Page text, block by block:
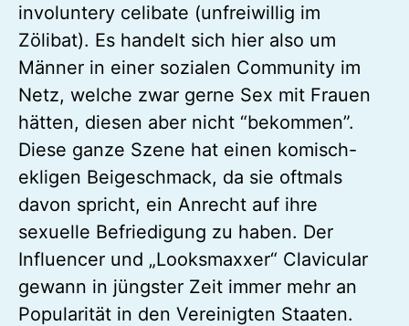
involuntery celibate (unfreiwillig im
Zölibat). Es handelt sich hier also um
Männer in einer sozialen Community im
Netz, welche zwar gerne Sex mit Frauen
hätten, diesen aber nicht “bekommen”.
Diese ganze Szene hat einen komisch-
ekligen Beigeschmack, da sie oftmals
davon spricht, ein Anrecht auf ihre
sexuelle Befriedigung zu haben. Der
Influencer und „Looksmaxxer“ Clavicular
gewann in jüngster Zeit immer mehr an
Popularität in den Vereinigten Staaten.